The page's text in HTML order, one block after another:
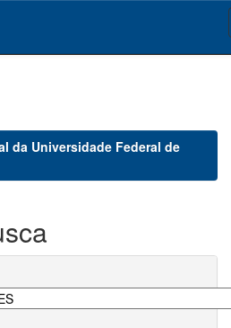
da Universidade Federal de